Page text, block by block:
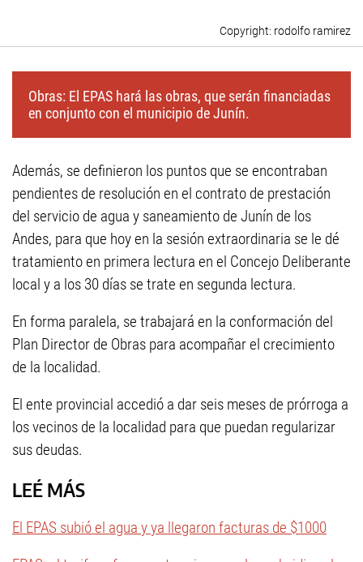
rodolfo ramirez
Obras: El EPAS hará las obras, que serán financiadas
en conjunto con el municipio de Junín.
Además, se definieron los puntos que se encontraban
pendientes de resolución en el contrato de prestación
del servicio de agua y saneamiento de Junín de los
Andes, para que hoy en la sesión extraordinaria se le dé
tratamiento en primera lectura en el Concejo Deliberante
local y a los 30 días se trate en segunda lectura.
En forma paralela, se trabajará en la conformación del
Plan Director de Obras para acompañar el crecimiento
de la localidad.
El ente provincial accedió a dar seis meses de prórroga a
los vecinos de la localidad para que puedan regularizar
sus deudas.
LEÉ MÁS
El EPAS subió el agua y ya llegaron facturas de $1000